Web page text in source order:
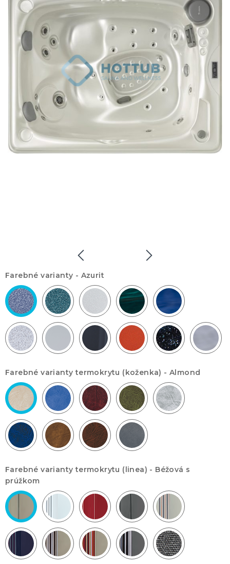
Farebné varianty - Azurit
Farebné varianty termokrytu (koženka) - Almond
Farebné varianty termokrytu (linea) - Béžová s
prúžkom